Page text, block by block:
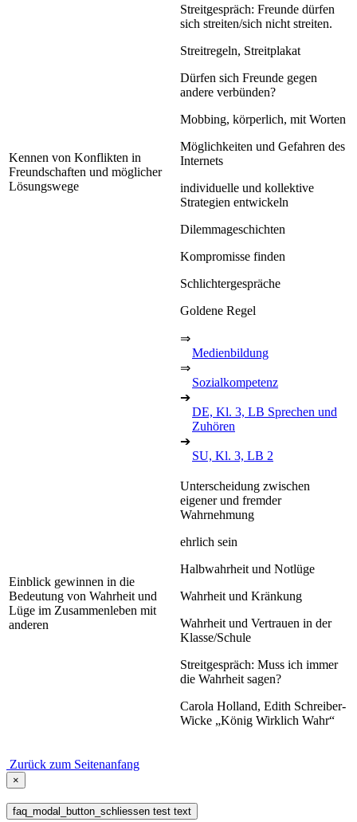
Kennen von Konflikten in
Freundschaften und möglicher
Lösungswege
Streitgespräch: Freunde dürfen
sich streiten/sich nicht streiten.
Streitregeln, Streitplakat
Dürfen sich Freunde gegen
andere verbünden?
Mobbing, körperlich, mit Worten
Möglichkeiten und Gefahren des
Internets
individuelle und kollektive
Strategien entwickeln
Dilemmageschichten
Kompromisse finden
Schlichtergespräche
Goldene Regel
⇒
Medienbildung
⇒
Sozialkompetenz
➔
DE, Kl. 3, LB Sprechen und
Zuhören
➔
SU, Kl. 3, LB 2
Einblick gewinnen in die
Bedeutung von Wahrheit und
Lüge im Zusammenleben mit
anderen
Unterscheidung zwischen
eigener und fremder
Wahrnehmung
ehrlich sein
Halbwahrheit und Notlüge
Wahrheit und Kränkung
Wahrheit und Vertrauen in der
Klasse/Schule
Streitgespräch: Muss ich immer
die Wahrheit sagen?
Carola Holland, Edith Schreiber-
Wicke „König Wirklich Wahr“
Zurück zum Seitenanfang
×
faq_modal_button_schliessen test text